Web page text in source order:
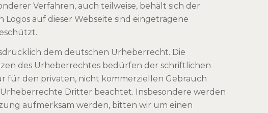
Verfahren, auch teilweise, behält sich der
auf dieser Webseite sind eingetragene
dem deutschen Urheberrecht. Die
des Urheberrechtes bedürfen der schriftlichen
für den privaten, nicht kommerziellen Gebrauch
Dritter beachtet. Insbesondere werden
aufmerksam werden, bitten wir um einen